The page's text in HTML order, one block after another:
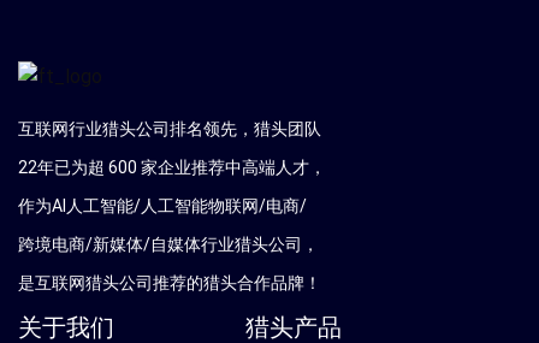
互联网行业猎头公司排名领先，猎头团队
22年已为超 600 家企业推荐中高端人才，
作为AI人工智能/人工智能物联网/电商/
跨境电商/新媒体/自媒体行业猎头公司，
是互联网猎头公司推荐的猎头合作品牌！
关于我们 猎头产品